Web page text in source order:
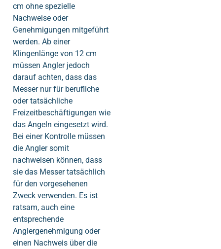
cm ohne spezielle
Nachweise oder
Genehmigungen mitgeführt
werden. Ab einer
Klingenlänge von 12 cm
müssen Angler jedoch
darauf achten, dass das
Messer nur für berufliche
oder tatsächliche
Freizeitbeschäftigungen wie
das Angeln eingesetzt wird.
Bei einer Kontrolle müssen
die Angler somit
nachweisen können, dass
sie das Messer tatsächlich
für den vorgesehenen
Zweck verwenden. Es ist
ratsam, auch eine
entsprechende
Anglergenehmigung oder
einen Nachweis über die